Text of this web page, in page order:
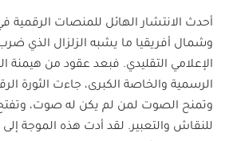
أحدث الانتشار الهائل للمنصات
وشمال أفريقيا ما يشبه الزلزال
الإعلامي التقليدي. فبعد عقود من هيمنة
الرسمية والخاصة الكبرى، جاءت الثورة
وتمنح الصوت لمن لم يكن له صوت،
للنقاش والتعبير. لقد أدت هذه الموجة